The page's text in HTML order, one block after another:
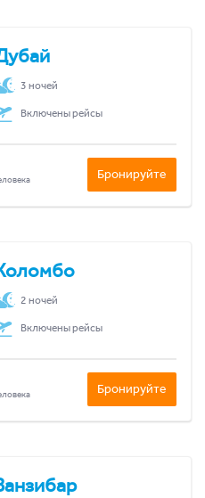
3 ночей
Включены рейсы
Бронируйте
2 ночей
Включены рейсы
Бронируйте